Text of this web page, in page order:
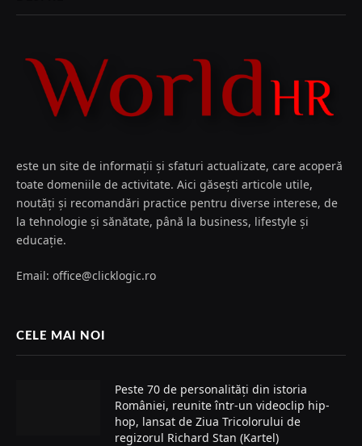
este un site de informații și sfaturi actualizate, care acoperă
toate domeniile de activitate. Aici găsești articole utile,
noutăți și recomandări practice pentru diverse interese, de
la tehnologie și sănătate, până la business, lifestyle și
educație.
Email: office@clicklogic.ro
CELE MAI NOI
Peste 70 de personalități din istoria
României, reunite într-un videoclip hip-
hop, lansat de Ziua Tricolorului de
regizorul Richard Stan (Kartel)